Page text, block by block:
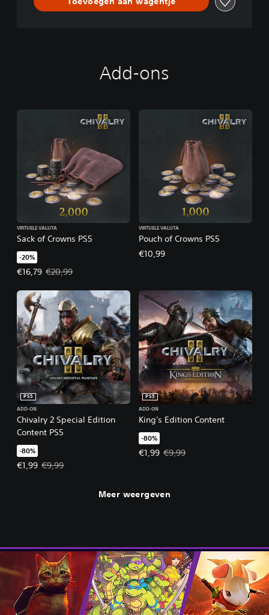
Add-ons
Sack of Crowns PS5
VIRTUELE VALUTA
-20%
€16,79
Actieprijs: €16,79. Oorspronkelijke prijs: €20,99.
€20,99
Pouch of Crowns PS5
VIRTUELE VALUTA
€10,99
Chivalry 2 Special Edition
Content PS5
PS5
ADD-ON
-80%
€1,99
Actieprijs: €1,99. Oorspronkelijke prijs: €9,99.
€9,99
King's Edition Content
PS5
ADD-ON
-80%
€1,99
Actieprijs: €1,99.
€9,99
Meer weergeven